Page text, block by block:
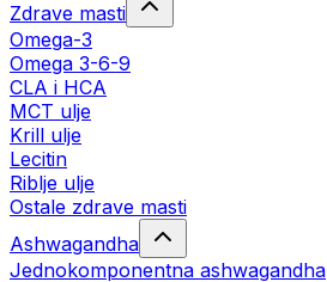
Zdrave masti
Omega-3
Omega 3-6-9
CLA i HCA
MCT ulje
Krill ulje
Lecitin
Riblje ulje
Ostale zdrave masti
Ashwagandha
Jednokomponentna ashwagandha